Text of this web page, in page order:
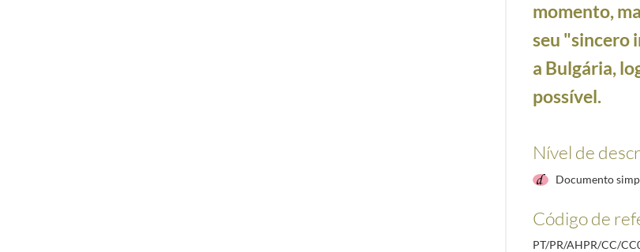
momento,
seu "sincero
a Bulgária,
possível.
Nível de
Documento
Código de
PT/PR/AHPR/CC/